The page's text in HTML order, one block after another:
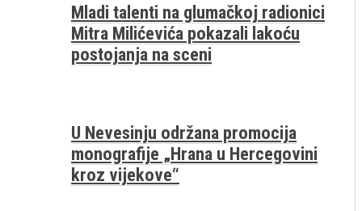
Mladi talenti na glumačkoj radionici
Mitra Milićevića pokazali lakoću
postojanja na sceni
U Nevesinju održana promocija
monografije „Hrana u Hercegovini
kroz vijekove“